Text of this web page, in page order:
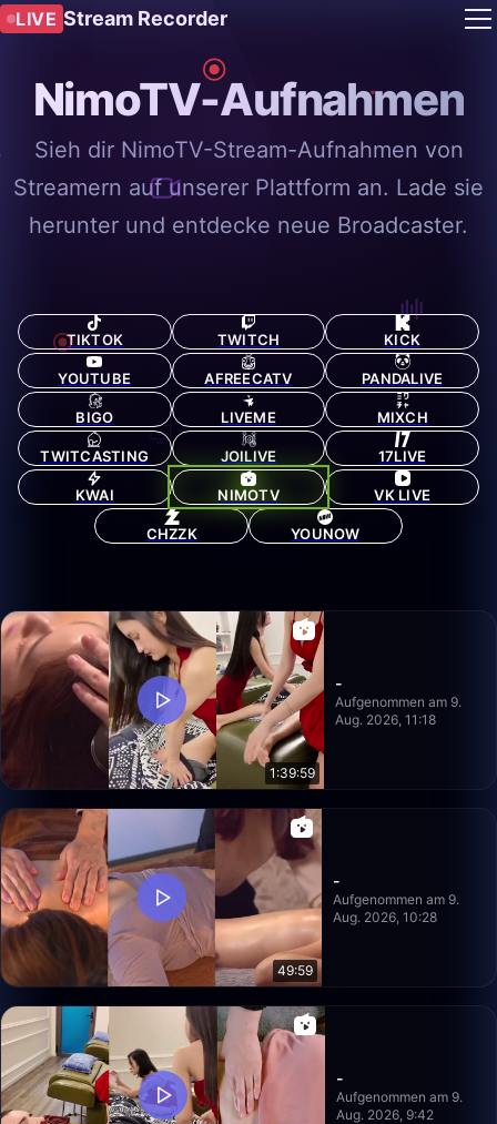
LIVE Stream Recorder
NimoTV-Aufnahmen
Sieh dir NimoTV-Stream-Aufnahmen von
Streamern auf unserer Plattform an. Lade sie
herunter und entdecke neue Broadcaster.
TIKTOK TWITCH KICK
YOUTUBE AFREECATV PANDALIVE
BIGO LIVEME MIXCH
TWITCASTING JOILIVE 17LIVE
KWAI NIMOTV VK LIVE
CHZZK YOUNOW
1:39:59
-
Aufgenommen am 9.
Aug. 2026, 11:18
49:59
-
Aufgenommen am 9.
Aug. 2026, 10:28
-
Aufgenommen am 9.
Aug. 2026, 9:42